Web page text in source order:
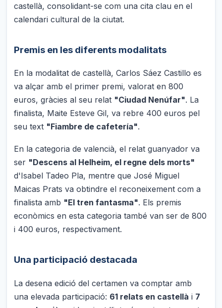
castellà, consolidant-se com una cita clau en el
calendari cultural de la ciutat.
Premis en les diferents modalitats
En la modalitat de castellà, Carlos Sáez Castillo es
va alçar amb el primer premi, valorat en 800
euros, gràcies al seu relat "Ciudad Nenúfar". La
finalista, Maite Esteve Gil, va rebre 400 euros pel
seu text "Fiambre de cafetería".
En la categoria de valencià, el relat guanyador va
ser "Descens al Helheim, el regne dels morts"
d'Isabel Tadeo Pla, mentre que José Miguel
Maicas Prats va obtindre el reconeixement com a
finalista amb "El tren fantasma". Els premis
econòmics en esta categoria també van ser de 800
i 400 euros, respectivament.
Una participació destacada
La desena edició del certamen va comptar amb
una elevada participació: 61 relats en castellà i 7